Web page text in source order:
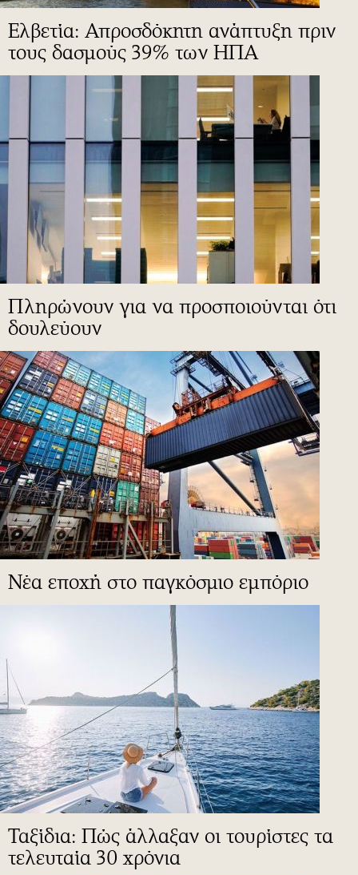
Ελβετία: Απροσδόκητη ανάπτυξη πριν
τους δασμούς 39% των ΗΠΑ
Πληρώνουν για να προσποιούνται ότι
δουλεύουν
Νέα εποχή στο παγκόσμιο εμπόριο
Ταξίδια: Πώς άλλαξαν οι τουρίστες τα
τελευταία 30 χρόνια